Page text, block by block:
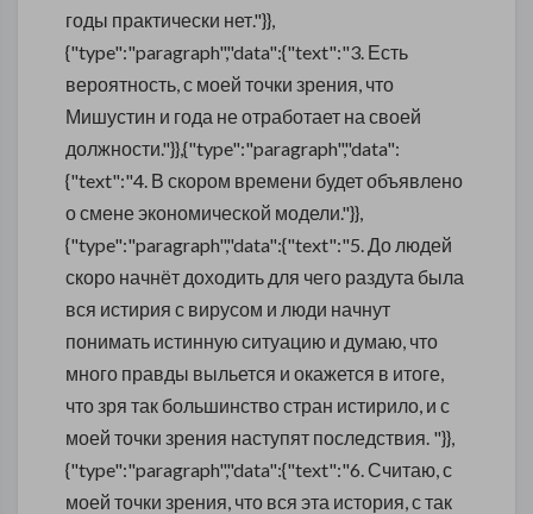
годы практически нет."}},
{"type":"paragraph","data":{"text":"3. Есть
вероятность, с моей точки зрения, что
Мишустин и года не отработает на своей
должности."}},{"type":"paragraph","data":
{"text":"4. В скором времени будет объявлено
о смене экономической модели."}},
{"type":"paragraph","data":{"text":"5. До людей
скоро начнёт доходить для чего раздута была
вся истирия с вирусом и люди начнут
понимать истинную ситуацию и думаю, что
много правды выльется и окажется в итоге,
что зря так большинство стран истирило, и с
моей точки зрения наступят последствия. "}},
{"type":"paragraph","data":{"text":"6. Считаю, с
моей точки зрения, что вся эта история, с так